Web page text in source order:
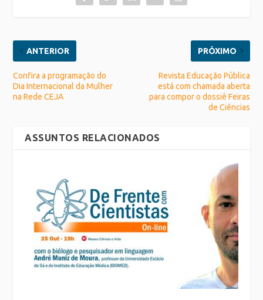
ANTERIOR
Confira a programação do
Dia Internacional da Mulher
na Rede CEJA
PRÓXIMO
Revista Educação Pública
está com chamada aberta
para compor o dossiê Feiras
de Ciências
ASSUNTOS RELACIONADOS